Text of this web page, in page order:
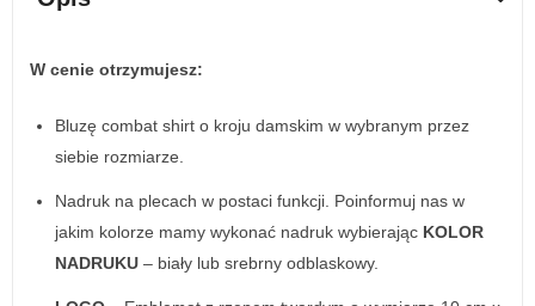
W cenie otrzymujesz:
Bluzę combat shirt o kroju damskim w wybranym przez
siebie rozmiarze.
Nadruk na plecach w postaci funkcji. Poinformuj nas w
jakim kolorze mamy wykonać nadruk wybierając KOLOR
NADRUKU – biały lub srebrny odblaskowy.